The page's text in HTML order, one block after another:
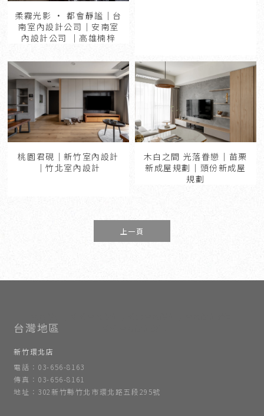
柔霧光影 · 都會靜謐｜台
南室內設計公司｜安南室
內設計公司 ｜高雄楠梓
桃園君硯｜新竹室內設計
｜竹北室內設計
木白之間 光落眷戀｜苗栗
新成屋規劃｜頭份新成屋
規劃
上一頁
新竹環北店
電話：03-656-8163
傳真：03-656-8161
地址：302新竹縣竹北市環北路五段295號